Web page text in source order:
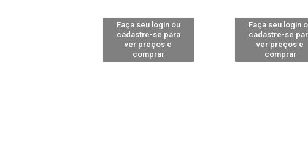
Faça seu login ou
cadastre-se para
ver preços e
comprar
Faça seu login
cadastre-se
ver preços e
comprar